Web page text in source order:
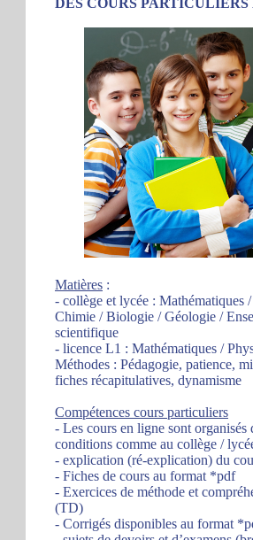
DES COURS
Matières :
- collège et lycée : Mathématiques
Chimie / Biologie / Géologie /
scientifique
- licence L1 : Mathématiques /
Méthodes : Pédagogie, patience,
fiches récapitulatives, dynamisme
Compétences cours particuliers
- Les cours en ligne sont organisés
conditions comme au collège /
- explication (ré-explication) du
- Fiches de cours au format *pdf
- Exercices de méthode et
(TD)
- Corrigés disponibles au format